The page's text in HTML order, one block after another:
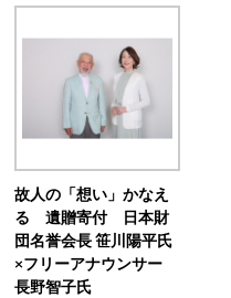
故人の「想い」かなえ
る 遺贈寄付 日本財
団名誉会長 笹川陽平氏
×フリーアナウンサー
長野智子氏